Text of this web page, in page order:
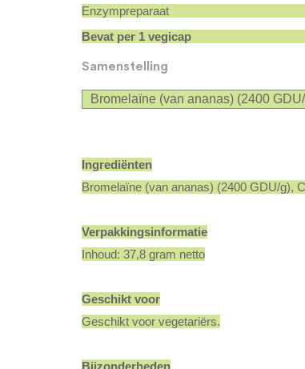
Enzympreparaat
Bevat per 1 vegicap
Samenstelling
Bromelaïne (van ananas) (2400
Ingrediënten
Bromelaïne (van ananas) (2400 GDU/g),
Verpakkingsinformatie
Inhoud: 37,8 gram netto
Geschikt voor
Geschikt voor vegetariërs.
Bijzonderheden